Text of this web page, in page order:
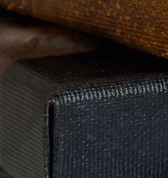
Pомашки
Начиная с15.70 €
3D вид канвы